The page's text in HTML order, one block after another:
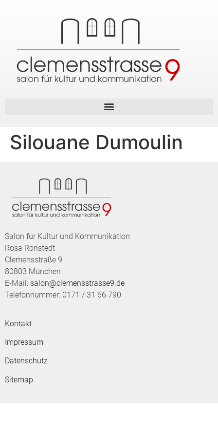
Silouane Dumoulin
Salon für Kultur und Kommunikation
Rosa Ronstedt
Clemensstraße 9
80803 München
E-Mail: salon@clemensstrasse9.de
Telefonnummer: 0171 / 31 66 790
Kontakt
Impressum
Datenschutz
Sitemap